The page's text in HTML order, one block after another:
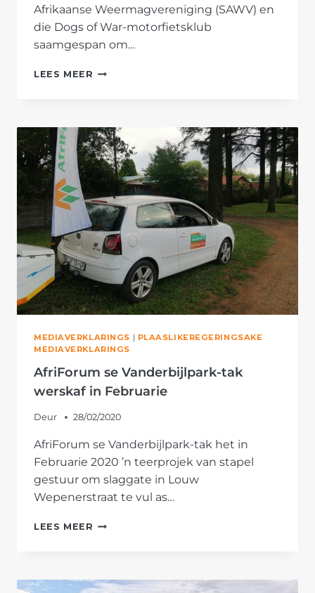
Afrikaanse Weermagvereniging (SAWV) en
die Dogs of War-motorfietsklub
saamgespan om…
LEES MEER AFRIFORUM
HELP
MET
OPKNAPPINGSAKSIESKO
MEDIAVERKLARINGS | PLAASLIKEREGERINGSAKE
MEDIAVERKLARINGS
AfriForum se Vanderbijlpark-tak
werskaf in Februarie
Deur 28/02/2020
AfriForum se Vanderbijlpark-tak het in
Februarie 2020 ’n teerprojek van stapel
gestuur om slaggate in Louw
Wepenerstraat te vul as…
LEES MEER AFRIFORUM
WERSKAF